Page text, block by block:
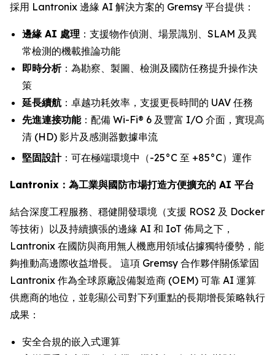
採用 Lantronix 邊緣 AI 解決方案的 Gremsy 平台提供：
邊緣 AI 處理 ：支援物作偵測、場景識別、SLAM 及異
常檢測的機載推論功能
即時分析：為勘察、製圖、檢測及國防任務提升操作決
策
延長續航 ：卓越功耗效率，支援更長時間的 UAV 任務
先進連接功能：配備 Wi-Fi® 6 及豐富 I/O 介面，實現高
清 (HD) 影片及感測器數據串流
堅固設計：可在極端環境中（-25°C 至 +85°C）運作
Lantronix：為工業與國防市場打造方便擴充的 AI 平台
結合深度工程服務、穩健開發環境（支援 ROS2 及 Docker
等技術）以及持續擴張的邊緣 AI 和 IoT 佈局之下，
Lantronix 在國防與商用無人機應用領域佔據獨特優勢，能
夠推動高邊際收益增長。 這項 Gremsy 合作夥伴關係鞏固
Lantronix 作為全球原廠設備製造商 (OEM) 可靠 AI 運算
供應商的地位，並彰顯公司對下列重點的長期增長策略執行
成果：
安全合規的嵌入式運算